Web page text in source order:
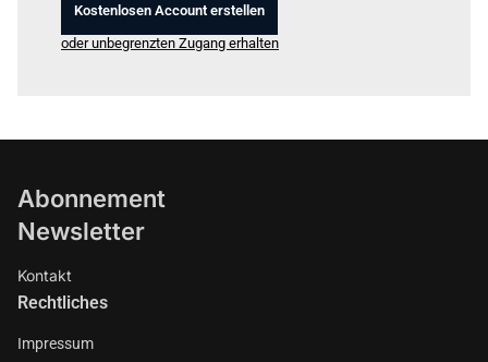
Kostenlosen Account erstellen
oder unbegrenzten Zugang erhalten
Abonnement
Newsletter
Kontakt
Rechtliches
Impressum